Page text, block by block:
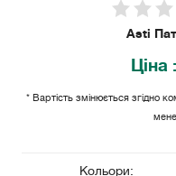
Asti
Ціна
* Вартість змінюється згідно
Кольори: